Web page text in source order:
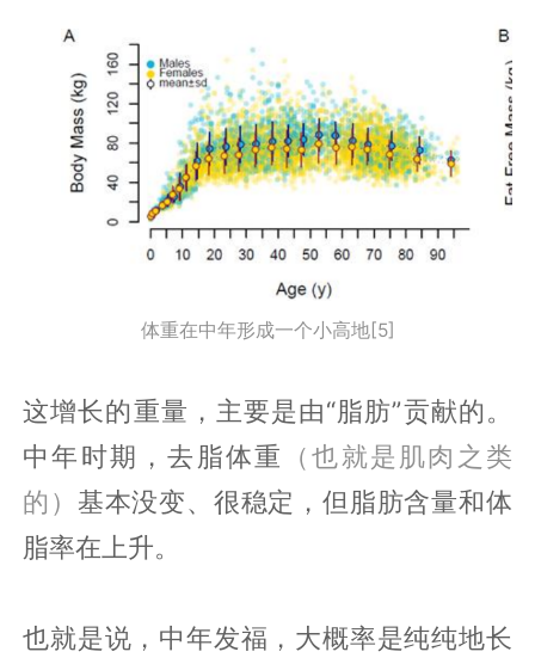
体重在中年形成一个小高地[5]
这增长的重量，主要是由“脂肪”贡献的。
中年时期，去脂体重
（也就是肌肉之类
的） 基本没变、很稳定，但脂肪含量和体
脂率在上升。
也就是说，中年发福，大概率是纯纯地长